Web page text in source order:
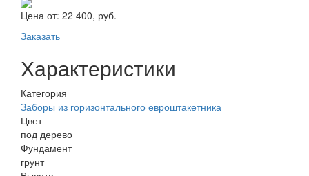
Цена от: 22 400, руб.
Заказать
Характеристики
Категория
Заборы из горизонтального евроштакетника
Цвет
под дерево
Фундамент
грунт